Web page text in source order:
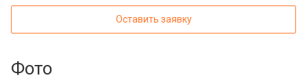
Оставить заявку
Фото